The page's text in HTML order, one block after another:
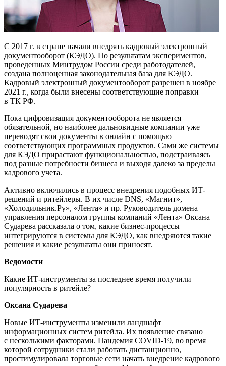
С 2017 г. в стране начали внедрять кадровый электронный
документооборот (КЭДО). По результатам экспериментов,
проведенных Минтрудом России среди работодателей,
создана полноценная законодательная база для КЭДО.
Кадровый электронный документооборот разрешен в ноябре
2021 г., когда были внесены соответствующие поправки
в ТК РФ.
Пока цифровизация документооборота не является
обязательной, но наиболее дальновидные компании уже
переводят свои документы в онлайн с помощью
соответствующих программных продуктов. Сами же системы
для КЭДО прирастают функциональностью, подстраиваясь
под разные потребности бизнеса и выходя далеко за пределы
кадрового учета.
Активно включились в процесс внедрения подобных ИТ-
решений и ритейлеры. В их числе DNS, «Магнит»,
«Холодильник.Ру», «Лента» и пр. Руководитель домена
управления персоналом группы компаний «Лента» Оксана
Сударева рассказала о том, какие бизнес-процессы
интегрируются в системы для КЭДО, как внедряются такие
решения и какие результаты они приносят.
Ведомости
Какие ИТ-инструменты за последнее время получили
популярность в ритейле?
Оксана Сударева
Новые ИТ-инструменты изменили ландшафт
информационных систем ритейла. Их появление связано
с несколькими факторами. Пандемия COVID-19, во время
которой сотрудники стали работать дистанционно,
простимулировала торговые сети начать внедрение кадрового